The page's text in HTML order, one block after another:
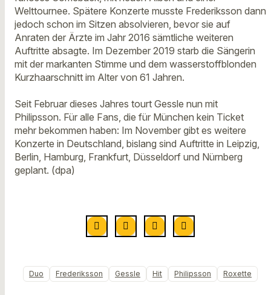
Welttournee. Spätere Konzerte musste Frederiksson dann
jedoch schon im Sitzen absolvieren, bevor sie auf
Anraten der Ärzte im Jahr 2016 sämtliche weiteren
Auftritte absagte. Im Dezember 2019 starb die Sängerin
mit der markanten Stimme und dem wasserstoffblonden
Kurzhaarschnitt im Alter von 61 Jahren.
Seit Februar dieses Jahres tourt Gessle nun mit
Philipsson. Für alle Fans, die für München kein Ticket
mehr bekommen haben: Im November gibt es weitere
Konzerte in Deutschland, bislang sind Auftritte in Leipzig,
Berlin, Hamburg, Frankfurt, Düsseldorf und Nürnberg
geplant. (dpa)
Duo Frederiksson Gessle Hit Philipsson Roxette